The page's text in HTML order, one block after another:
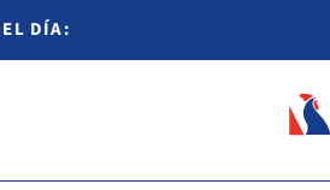
DÍA: